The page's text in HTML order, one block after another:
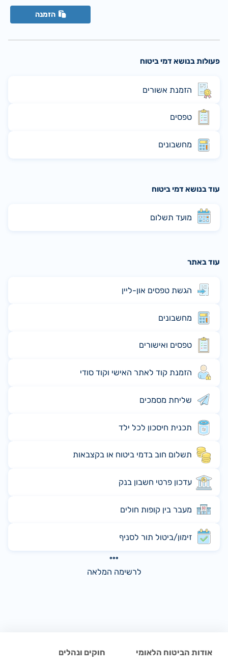
הזמנה
פעולות בנושא דמי ביטוח
הזמנת אשורים
טפסים
מחשבונים
עוד בנושא דמי ביטוח
מועד תשלום
עוד באתר
הגשת טפסים און-ליין
מחשבונים
טפסים ואישורים
הזמנת קוד לאתר האישי וקוד סודי
שליחת מסמכים
תכנית חיסכון לכל ילד
תשלום חוב בדמי ביטוח או בקצבאות
עדכון פרטי חשבון בנק
מעבר בין קופות חולים
זימון/ביטול תור לסניף
לרשימה המלאה
אודות הביטוח הלאומי חוקים ונהלים